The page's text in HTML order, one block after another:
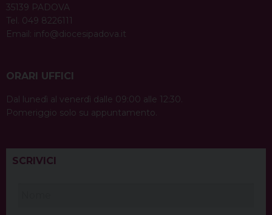
35139 PADOVA
Tel. 049 8226111
Email: info@diocesipadova.it
ORARI UFFICI
Dal lunedì al venerdì dalle 09:00 alle 12:30.
Pomeriggio solo su appuntamento.
SCRIVICI